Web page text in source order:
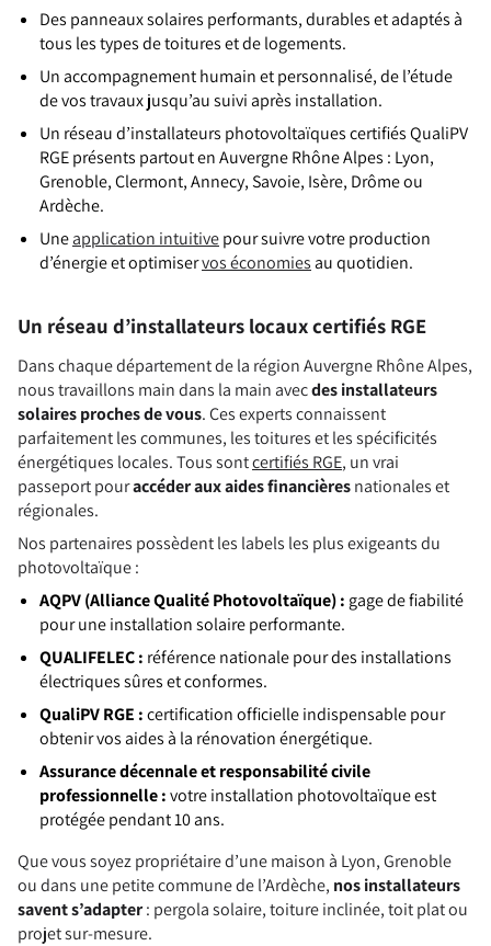
Des panneaux solaires performants, durables et adaptés à
tous les types de toitures et de logements.
Un accompagnement humain et personnalisé, de l’étude
de vos travaux jusqu’au suivi après installation.
Un réseau d’installateurs photovoltaïques certifiés QualiPV
RGE présents partout en Auvergne Rhône Alpes : Lyon,
Grenoble, Clermont, Annecy, Savoie, Isère, Drôme ou
Ardèche.
Uneapplication intuitivepour suivre votre production
d’énergie et optimiservos économies au quotidien.
Un réseau d’installateurs locaux certifiés RGE
Dans chaque département de la région Auvergne Rhône Alpes,
nous travaillons main dans la main avecdes installateurs
solaires proches de vous. Ces experts connaissent
parfaitement les communes, les toitures et les spécificités
énergétiques locales. Tous sontcertifiés RGE, un vrai
passeport pouraccéder aux aides financièresnationales et
régionales.
Nos partenaires possèdent les labels les plus exigeants du
photovoltaïque :
AQPV (Alliance Qualité Photovoltaïque) : gage de fiabilité
pour une installation solaire performante.
QUALIFELEC : référence nationale pour des installations
électriques sûres et conformes.
QualiPV RGE :certification officielle indispensable pour
obtenir vos aides à la rénovation énergétique.
Assurance décennale et responsabilité civile
professionnelle :votre installation photovoltaïque est
protégée pendant 10 ans.
Que vous soyez propriétaire d’une maison à Lyon, Grenoble
ou dans une petite commune de l’Ardèche, nos installateurs
savent s’adapter: pergola solaire, toiture inclinée, toit plat ou
projet sur-mesure.